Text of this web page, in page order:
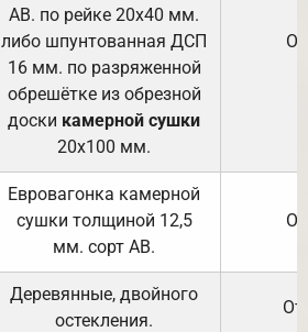
АВ. по рейке 20х40 мм.
либо шпунтованная ДСП
16 мм. по разряженной
обрешётке из обрезной
доски камерной сушки
20х100 мм.
Евровагонка камерной
сушки толщиной 12,5
мм. сорт АВ.
Деревянные, двойного
остекления.